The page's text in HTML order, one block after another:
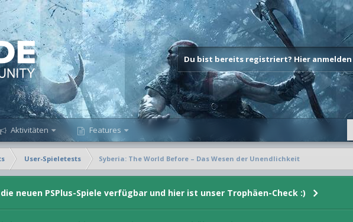
Du bist bereits registriert? Hier anmelden
Aktivitäten Features
User-Spieletests Syberia: The World Before – Das Wesen der Unendlichkeit
die neuen PSPlus-Spiele verfügbar und hier ist unser Trophäen-Check :)